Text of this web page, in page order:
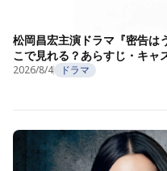
松岡昌宏主演ドラマ『密告
こで見れる？あらすじ・キャ
2026/8/4 ドラマ